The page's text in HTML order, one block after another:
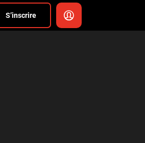
S’inscrire